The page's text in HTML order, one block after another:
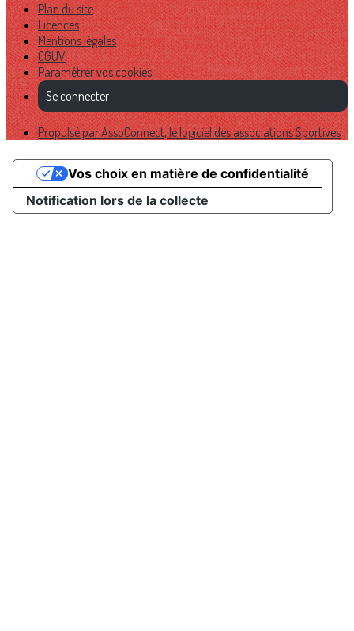
Plan du site
Licences
Mentions légales
CGUV
Paramétrer vos cookies
Se connecter
Propulsé par AssoConnect, le logiciel des associations Sportives
Notification lors de la collecte
Vos choix en matière de confidentialité